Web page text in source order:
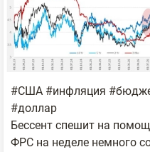
#США #инфляция
#доллар
Бессент спешит на
ФРС на неделе немного